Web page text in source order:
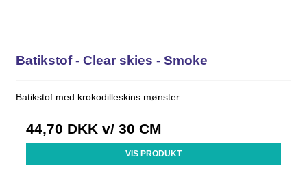
Batikstof - Clear skies - Smoke
Batikstof med krokodilleskins mønster
44,70 DKK v/ 30 CM
VIS PRODUKT